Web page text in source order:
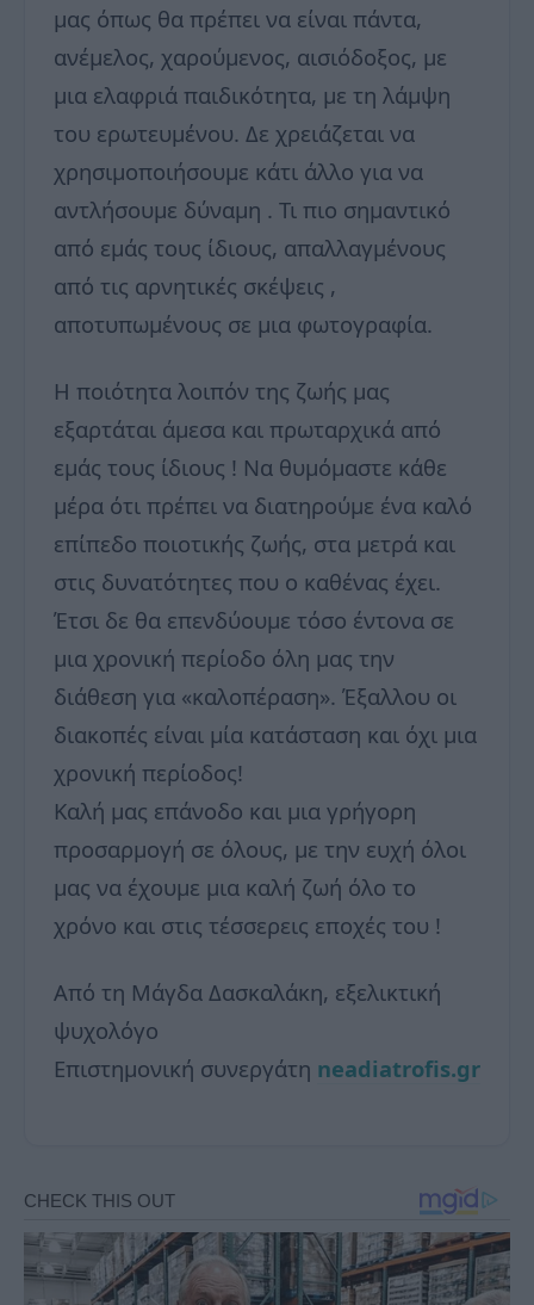
μας όπως θα πρέπει να είναι πάντα,
ανέμελος, χαρούμενος, αισιόδοξος, με
μια ελαφριά παιδικότητα, με τη λάμψη
του ερωτευμένου. Δε χρειάζεται να
χρησιμοποιήσουμε κάτι άλλο για να
αντλήσουμε δύναμη . Τι πιο σημαντικό
από εμάς τους ίδιους, απαλλαγμένους
από τις αρνητικές σκέψεις ,
αποτυπωμένους σε μια φωτογραφία.
Η ποιότητα λοιπόν της ζωής μας
εξαρτάται άμεσα και πρωταρχικά από
εμάς τους ίδιους ! Να θυμόμαστε κάθε
μέρα ότι πρέπει να διατηρούμε ένα καλό
επίπεδο ποιοτικής ζωής, στα μετρά και
στις δυνατότητες που ο καθένας έχει.
Έτσι δε θα επενδύουμε τόσο έντονα σε
μια χρονική περίοδο όλη μας την
διάθεση για «καλοπέραση». Έξαλλου οι
διακοπές είναι μία κατάσταση και όχι μια
χρονική περίοδος!
Καλή μας επάνοδο και μια γρήγορη
προσαρμογή σε όλους, με την ευχή όλοι
μας να έχουμε μια καλή ζωή όλο το
χρόνο και στις τέσσερεις εποχές του !
Από τη Μάγδα Δασκαλάκη, εξελικτική
ψυχολόγο
Επιστημονική συνεργάτη neadiatrofis.gr